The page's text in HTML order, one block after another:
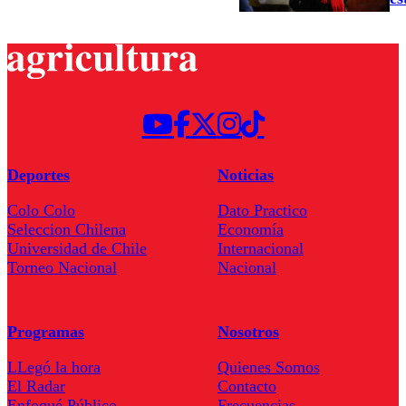
Deportes
Colo Colo
Seleccion Chilena
Universidad de Chile
Torneo Nacional
Noticias
Dato Practico
Economía
Internacional
Nacional
Programas
LLegó la hora
El Radar
Nosotros
Quienes Somos
Contacto